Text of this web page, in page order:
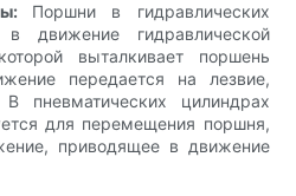
Поршни в гидравлических
в движение гидравлической
выталкивает поршень
передается на лезвие,
пневматических цилиндрах
для перемещения поршня,
приводящее в движение